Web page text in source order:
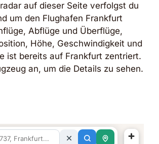
auf dieser Seite verfolgst du
um den Flughafen Frankfurt
Abflüge und Überflüge,
Höhe, Geschwindigkeit und
ist bereits auf Frankfurt zentriert.
an, um die Details zu sehen.